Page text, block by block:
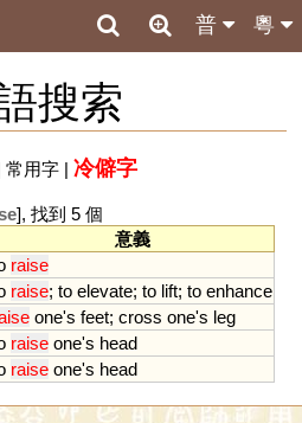
粵
普
搜索
常用字| 冷僻字
], 找到 5 個
意義
raise
raise; to elevate; to lift; to enhance
one's feet; cross one's leg
raise one's head
raise one's head